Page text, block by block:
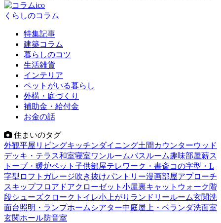
くらしのコラム
特集記事
建築コラム
暮らしのコツ
生活雑貨
インテリア
ペットがいる暮らし
外構・庭づくり
補助金・給付金
お金の話
住まいのタグ
外観平屋 リビングキッチンダイニング土間 カウンターウッド
デッキ・テラス和室寝室ワンルームバスルーム趣味部屋薪ス
トーブ・暖炉ペット 子供部屋テレワーク・書斎コの字型・L
字型 ロフト ガレージ吹き抜けパントリー漫画部屋アプローチ
スキップフロア ドアクローゼット 小屋裏キャットウォーク 階
段シューズクローク トイレ小上がり ランドリールーム玄関洗
面台照明・ランプホームシアター中庭屋上・ベランダ洗面室
玄関ホール防音室